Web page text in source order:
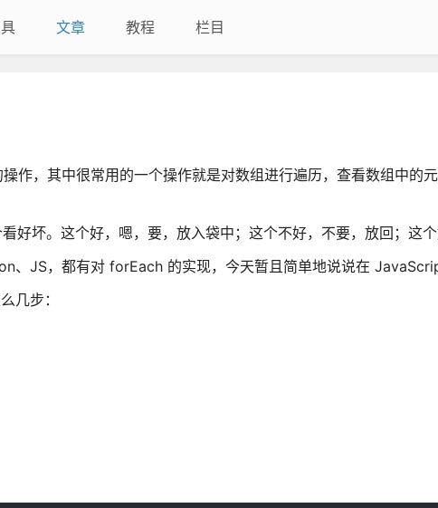
文章 教程 栏目
作，其中很常用的一个操作就是对数组进行遍历，查看数组中的
好坏。这个好，嗯，要，放入袋中；这个不好，不要，放回；这
、JS，都有对 forEach 的实现，今天暂且简单地说说在
几步：